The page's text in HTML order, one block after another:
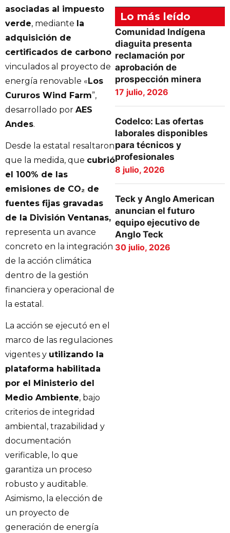
asociadas al impuesto
verde, mediante la
adquisición de
certificados de carbono
vinculados al proyecto de
energía renovable «Los
Cururos Wind Farm”,
desarrollado por AES
Andes.
Desde la estatal resaltaron
que la medida, que cubrió
el 100% de las
emisiones de CO₂ de
fuentes fijas gravadas
de la División Ventanas,
representa un avance
concreto en la integración
de la acción climática
dentro de la gestión
financiera y operacional de
la estatal.
La acción se ejecutó en el
marco de las regulaciones
vigentes y utilizando la
plataforma habilitada
por el Ministerio del
Medio Ambiente, bajo
criterios de integridad
ambiental, trazabilidad y
documentación
verificable, lo que
garantiza un proceso
robusto y auditable.
Asimismo, la elección de
un proyecto de
generación de energía
Lo más leído
Comunidad Indígena
diaguita presenta
reclamación por
aprobación de
prospección minera
17 julio, 2026
Codelco: Las ofertas
laborales disponibles
para técnicos y
profesionales
8 julio, 2026
Teck y Anglo American
anuncian el futuro
equipo ejecutivo de
Anglo Teck
30 julio, 2026